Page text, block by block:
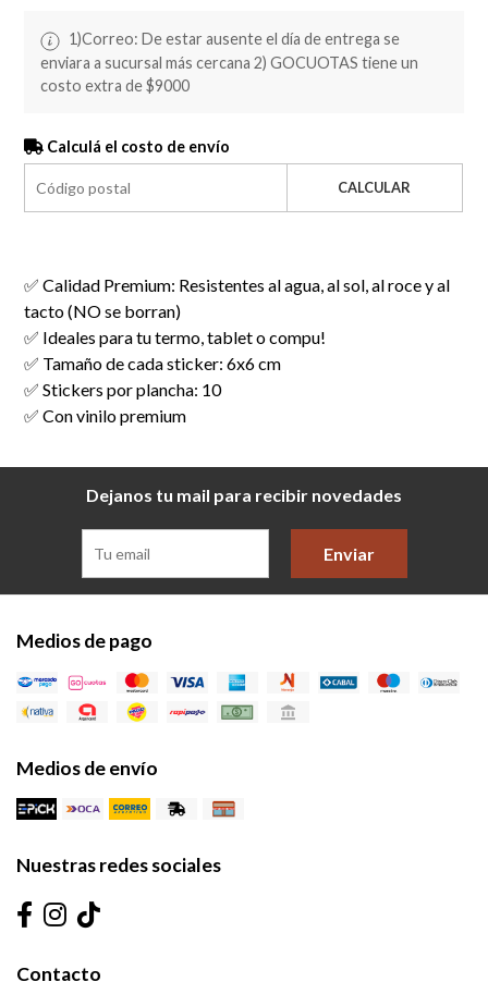
1)Correo: De estar ausente el día de entrega se
enviara a sucursal más cercana 2) GOCUOTAS tiene un
costo extra de $9000
Calculá el costo de envío
CALCULAR
✅ Calidad Premium: Resistentes al agua, al sol, al roce y al
tacto (NO se borran)
✅ Ideales para tu termo, tablet o compu!
✅ Tamaño de cada sticker: 6x6 cm
✅ Stickers por plancha: 10
✅ Con vinilo premium
Dejanos tu mail para recibir novedades
Enviar
Medios de pago
Medios de envío
Nuestras redes sociales
Contacto